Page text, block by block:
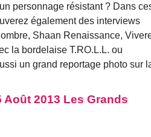
personnage résistant ? Dans
également des interviews
Shaan Renaissance,
la bordelaise T.RO.L.L. ou
un grand reportage photo
Août 2013 Les Grands